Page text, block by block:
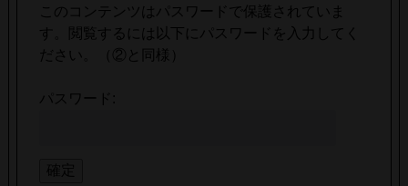
このコンテンツはパスワードで保護されていま
す。閲覧するには以下にパスワードを入力してく
ださい。（②と同様）
パスワード: